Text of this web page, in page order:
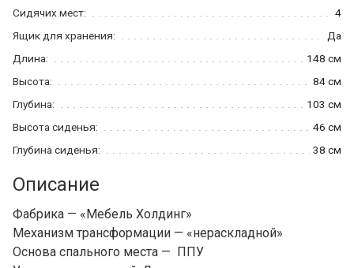
Сидячих мест:
4
Ящик для хранения:
Да
Длина:
148 см
Высота:
84 см
Глубина:
103 см
Высота сиденья:
46 см
Глубина сиденья:
38 см
Описание
Фабрика — «Мебель Холдинг»
Механизм трансформации — «нераскладной»
Основа спального места — ППУ